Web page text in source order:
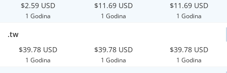
$2.59 USD
1 Godina
$11.69 USD
1 Godina
$11.69 USD
1 Godina
.tw
$39.78 USD
1 Godina
$39.78 USD
1 Godina
$39.78 USD
1 Godina